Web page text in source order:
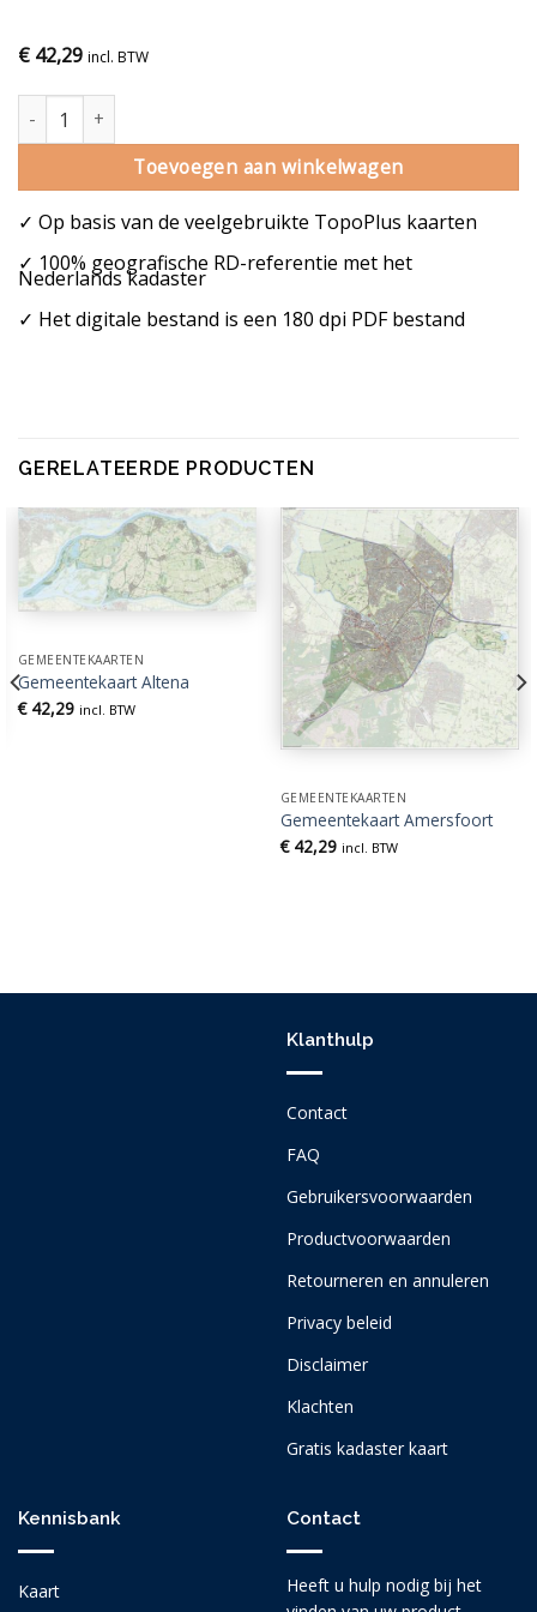
€ 42,29 incl. BTW
Gemeentekaart Molenlanden aantal
Toevoegen aan winkelwagen
✓ Op basis van de veelgebruikte TopoPlus kaarten
✓ 100% geografische RD-referentie met het
Nederlands kadaster
✓ Het digitale bestand is een 180 dpi PDF bestand
GERELATEERDE PRODUCTEN
GEMEENTEKAARTEN
Gemeentekaart Altena
€42,29 incl. BTW
GEMEENTEKAARTEN
Gemeentekaart Amersfoort
€42,29 incl. BTW
Klanthulp
Contact
FAQ
Gebruikersvoorwaarden
Productvoorwaarden
Retourneren en annuleren
Privacy beleid
Disclaimer
Klachten
Gratis kadaster kaart
Kennisbank
Kaart
Contact
Heeft u hulp nodig bij het